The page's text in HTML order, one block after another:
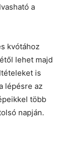
a
kvótához
lehet majd
is
lépésre az
több
napján.